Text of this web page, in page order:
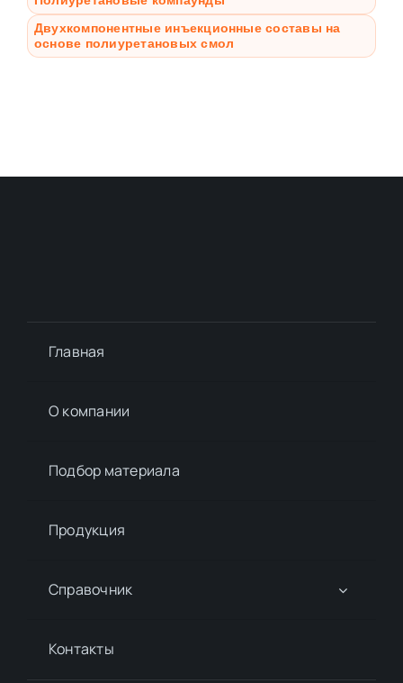
Двухкомпонентные инъекционные составы на
основе полиуретановых смол
Главная
О компании
Подбор материалa
Продукция
Справочник
Контакты